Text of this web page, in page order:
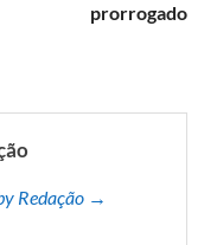
prorrogado
Redação →